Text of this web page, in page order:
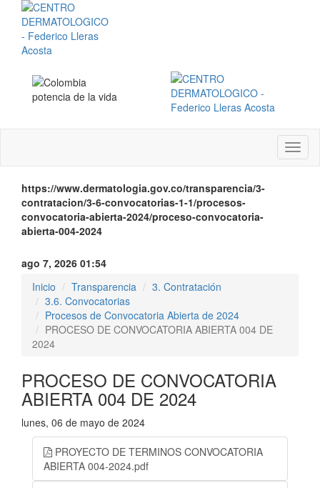
Menú
https://www.dermatologia.gov.co/transparencia/3-
contratacion/3-6-convocatorias-1-1/procesos-
convocatoria-abierta-2024/proceso-convocatoria-
abierta-004-2024
ago 7, 2026 01:54
Inicio
Transparencia
3. Contratación
3.6. Convocatorias
Procesos de Convocatoria Abierta de 2024
PROCESO DE CONVOCATORIA ABIERTA 004 DE
2024
PROCESO DE CONVOCATORIA
ABIERTA 004 DE 2024
lunes, 06 de mayo de 2024
PROYECTO DE TERMINOS CONVOCATORIA
ABIERTA 004-2024.pdf